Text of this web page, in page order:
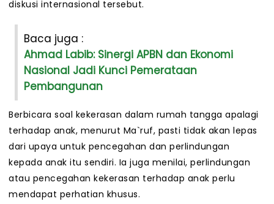
diskusi internasional tersebut.
Baca juga :
Ahmad Labib: Sinergi APBN dan Ekonomi
Nasional Jadi Kunci Pemerataan
Pembangunan
Berbicara soal kekerasan dalam rumah tangga apalagi
terhadap anak, menurut Ma`ruf, pasti tidak akan lepas
dari upaya untuk pencegahan dan perlindungan
kepada anak itu sendiri. Ia juga menilai, perlindungan
atau pencegahan kekerasan terhadap anak perlu
mendapat perhatian khusus.